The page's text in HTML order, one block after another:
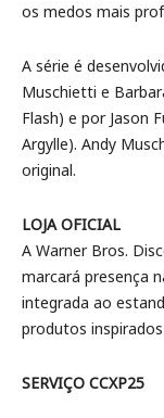
os medos mais
A série é
Muschietti e
Flash) e por Jason
Argylle). Andy
original.
LOJA OFICIAL
A Warner Bros.
marcará presença
integrada ao
produtos
SERVIÇO CCXP25